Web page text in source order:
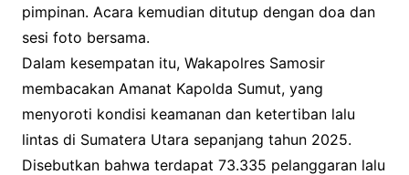
pimpinan. Acara kemudian ditutup dengan doa dan
sesi foto bersama.
Dalam kesempatan itu, Wakapolres Samosir
membacakan Amanat Kapolda Sumut, yang
menyoroti kondisi keamanan dan ketertiban lalu
lintas di Sumatera Utara sepanjang tahun 2025.
Disebutkan bahwa terdapat 73.335 pelanggaran lalu